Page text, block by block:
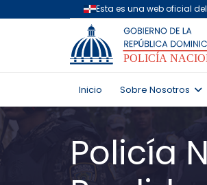
Inicio Sobre Nosotros
Policía